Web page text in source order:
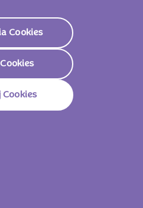
PRODUKTY
Cookies
Cookies